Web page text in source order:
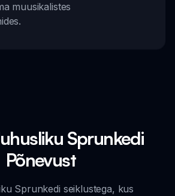
muusikalistes
Sprunkedi
Põnevust
Sprunkedi seiklustega, kus